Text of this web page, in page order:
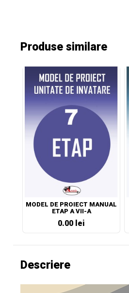
Produse similare
MODEL DE PROIECT MANUAL
ETAP A VII-A
0.00 lei
Descriere